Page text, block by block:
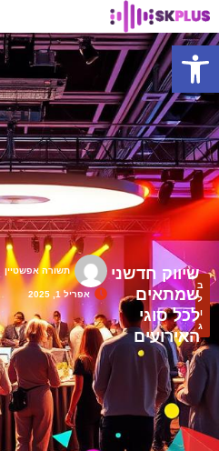
ב
ל
ו
ג
שיווק חדשני
שמתאים
לכל סוגי
האירועים
תשורה אפשטיין
אפריל 1, 2025
פתח סרגל נגישות